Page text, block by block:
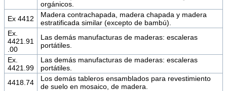
orgánicos.
Ex 4412
Madera contrachapada, madera chapada y madera
estratificada similar (excepto de bambú).
Ex.
4421.91
.00
Las demás manufacturas de maderas: escaleras
portátiles.
Ex.
4421.99
Las demás manufacturas de maderas: escaleras
portátiles.
4418.74
Los demás tableros ensamblados para revestimiento
de suelo en mosaico, de madera.